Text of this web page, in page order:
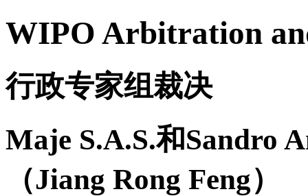
WIPO Arbitration
行政专家组裁决
Maje S.A.S.和Sandro
（Jiang Rong Feng）